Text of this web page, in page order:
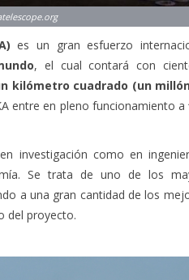
es un gran esfuerzo
, el cual contará con
kilómetro cuadrado (un
entre en pleno funcionamiento a
investigación como en
Se trata de uno de los
a una gran cantidad de los
del proyecto.